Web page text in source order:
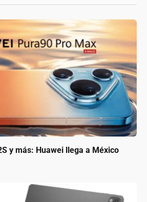
y más: Huawei llega a México